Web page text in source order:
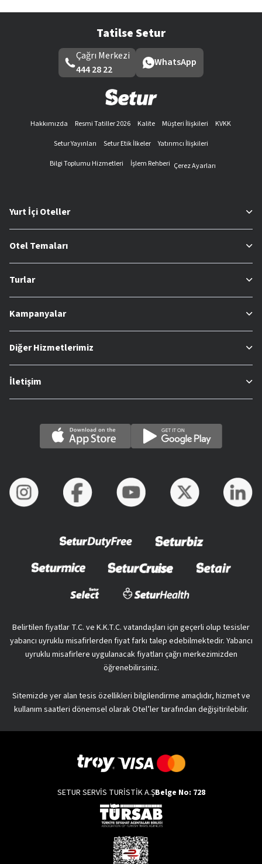
Tatilse Setur
Çağrı Merkezi
444 28 22
WhatsApp
Hakkımızda Resmi Tatiller 2026 Kalite Müşteri İlişkileri
KVKK
Setur Yayınları
Setur Etik İlkeler
Yatırımcı İlişkileri
Bilgi Toplumu Hizmetleri
İşlem Rehberi Çerez Ayarları
Yurt İçi Oteller
Otel Temaları
Turlar
Kampanyalar
Diğer Hizmetlerimiz
İletişim
Belirtilen fiyatlar T.C. ve K.K.T.C. vatandaşları için geçerli olup tesisler
yabancı uyruklu misafirlerden fiyat farkı talep edebilmektedir. Yabancı
uyruklu misafirlere uygulanacak fiyatları çağrı merkezimizden
öğrenebilirsiniz.
Sitemizde yer alan tesis özellikleri bilgilendirme amaçlıdır, hizmet ve
kullanım saatleri dönemsel olarak Otel’ler tarafından değişitirilebilir.
SETUR SERVİS TURİSTİK A.ŞBelge No: 728